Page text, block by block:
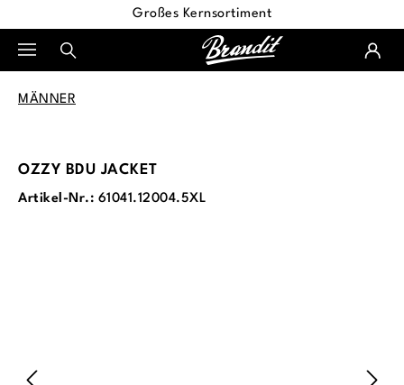
Großes Kernsortiment
MÄNNER
OZZY BDU JACKET
Artikel-Nr.: 61041.12004.5XL